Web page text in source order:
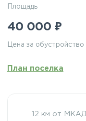
Площадь
40 000 ₽
Цена за обустройство
План поселка
12 км от МКАД